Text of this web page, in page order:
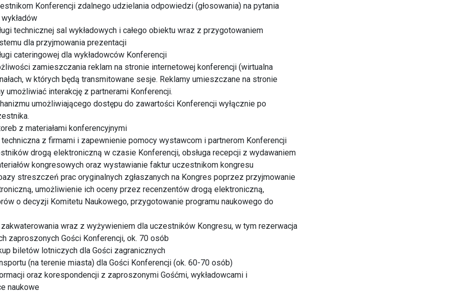
Konferencji zdalnego udzielania odpowiedzi (głosowania) na pytania
technicznej sal wykładowych i całego obiektu wraz z przygotowaniem
dla przyjmowania prezentacji
cateringowej dla wykładowców Konferencji
zamieszczania reklam na stronie internetowej konferencji (wirtualna
w których będą transmitowane sesje. Reklamy umieszczane na stronie
umożliwiać interakcję z partnerami Konferencji.
umożliwiającego dostępu do zawartości Konferencji wyłącznie po
z materiałami konferencyjnymi
z firmami i zapewnienie pomocy wystawcom i partnerom Konferencji
drogą elektroniczną w czasie Konferencji, obsługa recepcji z wydawaniem
kongresowych oraz wystawianie faktur uczestnikom kongresu
streszczeń prac oryginalnych zgłaszanych na Kongres poprzez przyjmowanie
umożliwienie ich oceny przez recenzentów drogą elektroniczną,
o decyzji Komitetu Naukowego, przygotowanie programu naukowego do
wraz z wyżywieniem dla uczestników Kongresu, w tym rezerwacja
zaproszonych Gości Konferencji, ok. 70 osób
biletów lotniczych dla Gości zagranicznych
(na terenie miasta) dla Gości Konferencji (ok. 60-70 osób)
oraz korespondencji z zaproszonymi Gośćmi, wykładowcami i
naukowe